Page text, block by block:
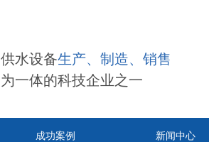
供水设备生产、制造、销售
为一体的科技企业之一
成功案例 新闻中心